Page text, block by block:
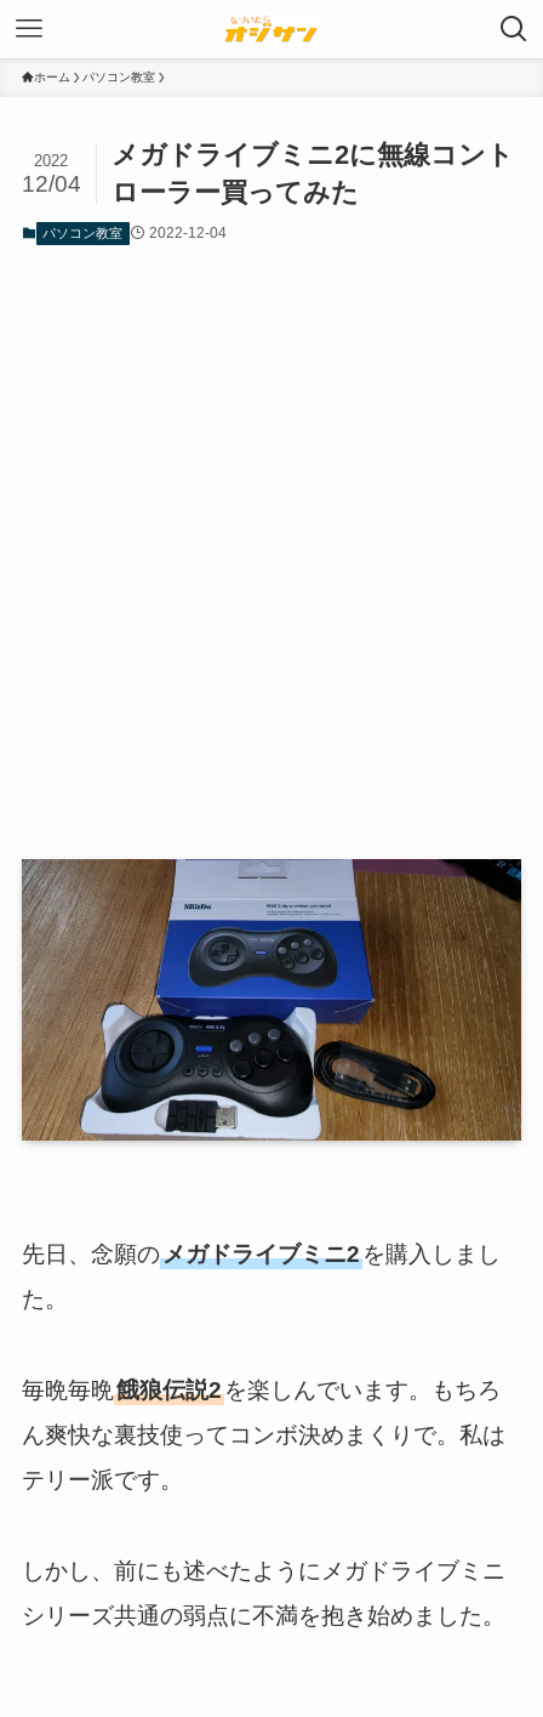
ホーム パソコン教室
メガドライブミニ2に無線コント
ローラー買ってみた
2022
12/04
パソコン教室 2022-12-04
先日、念願のメガドライブミニ2を購入しまし
た。
毎晩毎晩餓狼伝説2を楽しんでいます。もちろ
ん爽快な裏技使ってコンボ決めまくりで。私は
テリー派です。
しかし、前にも述べたようにメガドライブミニ
シリーズ共通の弱点に不満を抱き始めました。